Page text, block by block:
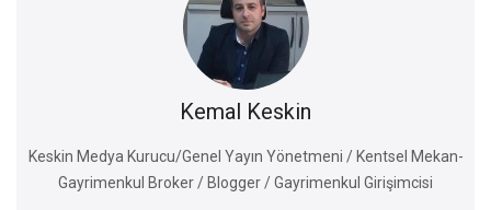
Kemal Keskin
Keskin Medya Kurucu/Genel Yayın Yönetmeni / Kentsel Mekan-
Gayrimenkul Broker / Blogger / Gayrimenkul Girişimcisi